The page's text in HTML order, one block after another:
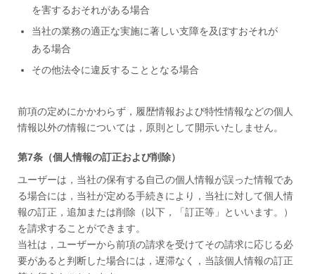
を害するおそれがある場合
当社の業務の適正な実施に著しい支障を及ぼすおそれが
ある場合
その他法令に違反することとなる場合
前項の定めにかかわらず，履歴情報および特性情報などの個人
情報以外の情報については，原則として開示いたしません。
第7条（個人情報の訂正および削除）
ユーザーは，当社の保有する自己の個人情報が誤った情報であ
る場合には，当社が定める手続きにより，当社に対して個人情
報の訂正，追加または削除（以下，「訂正等」といいます。）
を請求することができます。
当社は，ユーザーから前項の請求を受けてその請求に応じる必
要があると判断した場合には，遅滞なく，当該個人情報の訂正